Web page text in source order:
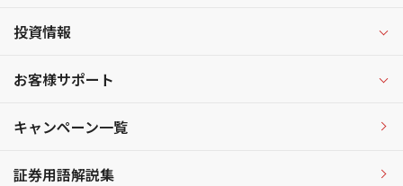
投資情報
お客様サポート
キャンペーン一覧
証券用語解説集